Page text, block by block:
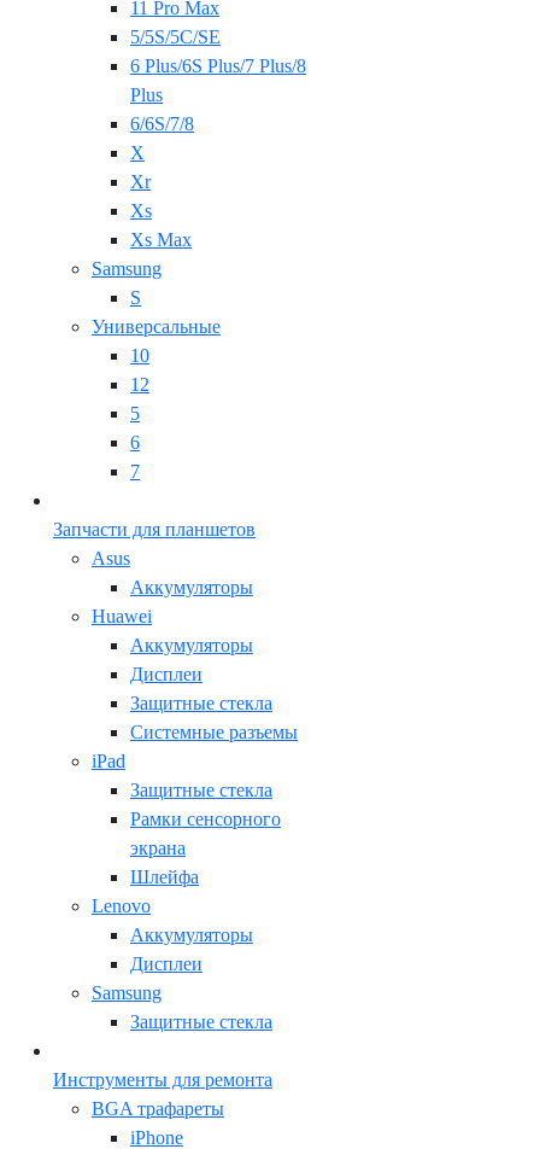
11 Pro Max
5/5S/5C/SE
6 Plus/6S Plus/7 Plus/8
Plus
6/6S/7/8
X
Xr
Xs
Xs Max
Samsung
S
Универсальные
10
12
5
6
7
Запчасти для планшетов
Asus
Аккумуляторы
Huawei
Аккумуляторы
Дисплеи
Защитные стекла
Системные разъемы
iPad
Защитные стекла
Рамки сенсорного
экрана
Шлейфа
Lenovo
Аккумуляторы
Дисплеи
Samsung
Защитные стекла
Инструменты для ремонта
BGA трафареты
iPhone